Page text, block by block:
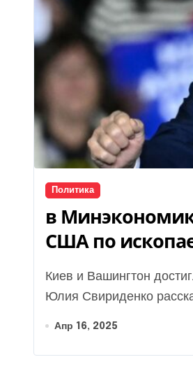
Политика
в
США по
Киев и Вашингтон достигли «существенного прогресса» в работе над соглашением. Министр
Юлия Свириденко
Апр 16, 2025